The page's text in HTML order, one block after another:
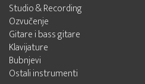
Studio & Recording
Ozvučenje
Gitare i bass gitare
Klavijature
Bubnjevi
Ostali instrumenti